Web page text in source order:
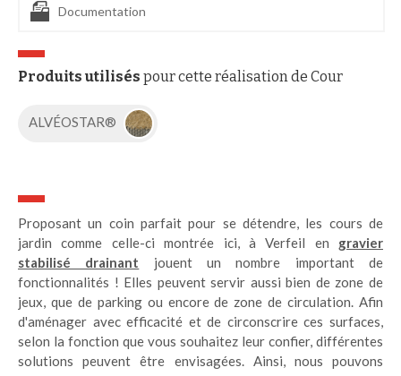
Documentation
Produits utilisés pour cette réalisation de Cour
ALVÉOSTAR®
Proposant un coin parfait pour se détendre, les cours de
jardin comme celle-ci montrée ici, à Verfeil en gravier
stabilisé drainant jouent un nombre important de
fonctionnalités ! Elles peuvent servir aussi bien de zone de
jeux, que de parking ou encore de zone de circulation. Afin
d'aménager avec efficacité et de circonscrire ces surfaces,
selon la fonction que vous souhaitez leur confier, différentes
solutions peuvent être envisagées. Ainsi, nous pouvons